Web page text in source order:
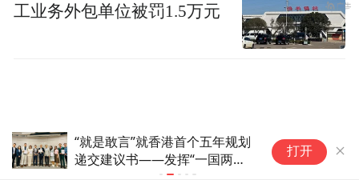
“就是敢言”就香港首个五年规划
递交建议书——发挥“一国两制”
优势 助力香港“由治及兴”
打开
工业务外包单位被罚1.5万元